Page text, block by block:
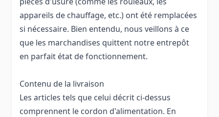
appareils de chauffage, etc.) ont été remplacées
si nécessaire. Bien entendu, nous veillons à ce
que les marchandises quittent notre entrepôt
en parfait état de fonctionnement.
Contenu de la livraison
Les articles tels que celui décrit ci-dessus
comprennent le cordon d'alimentation. En